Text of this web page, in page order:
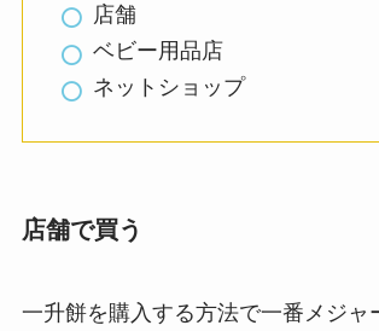
店舗
ベビー用品店
ネットショップ
店舗で買う
一升餅を購入する方法で一番メジャ